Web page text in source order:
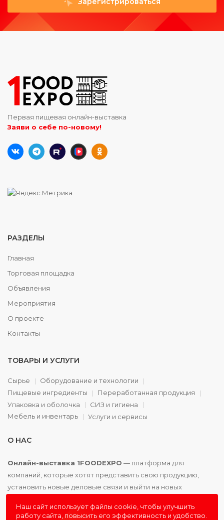
Первая пищевая онлайн-выставка
Заяви о себе по-новому!
РАЗДЕЛЫ
Главная
Торговая площадка
Объявления
Мероприятия
О проекте
Контакты
ТОВАРЫ И УСЛУГИ
Сырье
Оборудование и технологии
Пищевые ингредиенты
Переработанная продукция
Упаковка и оболочка
СИЗ и гигиена
Мебель и инвентарь
Услуги и сервисы
О НАС
Онлайн-выставка 1FOODEXPO — платформа для
компаний, которые хотят представить свою продукцию,
установить новые деловые связи и выйти на новых
Наш сайт использует файлы cookie, чтобы улучшить
работу сайта, повысить его эффективность и удобство.